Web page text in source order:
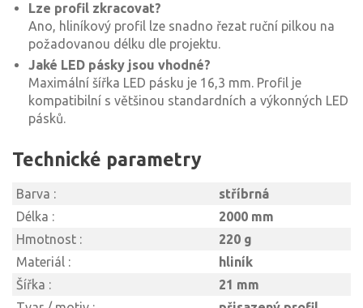
Lze profil zkracovat?
Ano, hliníkový profil lze snadno řezat ruční pilkou na
požadovanou délku dle projektu.
Jaké LED pásky jsou vhodné?
Maximální šířka LED pásku je 16,3 mm. Profil je
kompatibilní s většinou standardních a výkonných LED
pásků.
Technické parametry
Barva :
stříbrná
Délka :
2000 mm
Hmotnost :
220 g
Materiál :
hliník
Šířka :
21 mm